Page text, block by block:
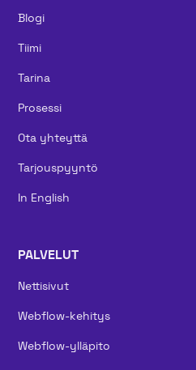
Blogi
Tiimi
Tarina
Prosessi
Ota yhteyttä
Tarjouspyyntö
In English
PALVELUT
Nettisivut
Webflow-kehitys
Webflow-ylläpito